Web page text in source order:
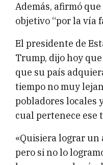
Además, afirmó
objetivo “por la vía
El presidente de
Trump, dijo hoy
que su país
tiempo no muy
pobladores locales
cual pertenece ese
«Quisiera lograr un
pero si no lo